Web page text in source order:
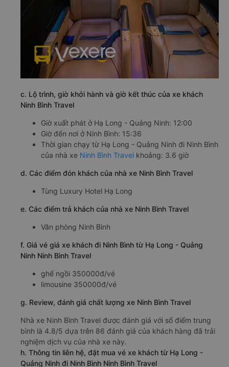
c. Lộ trình, giờ khởi hành và giờ kết thúc của xe khách
Ninh Bình Travel
Giờ xuất phát ở Hạ Long - Quảng Ninh: 12:00
Giờ đến nơi ở Ninh Bình: 15:36
Thời gian chạy từ Hạ Long - Quảng Ninh đi Ninh Bình
của nhà xe Ninh Bình Travel khoảng: 3.6 giờ
d. Các điểm đón khách của nhà xe Ninh Bình Travel
Tùng Luxury Hotel Hạ Long
e. Các điểm trả khách của nhà xe Ninh Bình Travel
Văn phòng Ninh Bình
f. Giá vé giá xe khách đi Ninh Bình từ Hạ Long - Quảng
Ninh Ninh Bình Travel
ghế ngồi 350000đ/vé
limousine 350000đ/vé
g. Review, đánh giá chất lượng xe Ninh Bình Travel
Nhà xe Ninh Bình Travel được đánh giá với số điểm trung
bình là 4.8/5 dựa trên 86 đánh giá của khách hàng đã trải
nghiệm dịch vụ của nhà xe này.
h. Thông tin liên hệ, đặt mua vé xe khách từ Hạ Long -
Quảng Ninh đi Ninh Bình Ninh Bình Travel